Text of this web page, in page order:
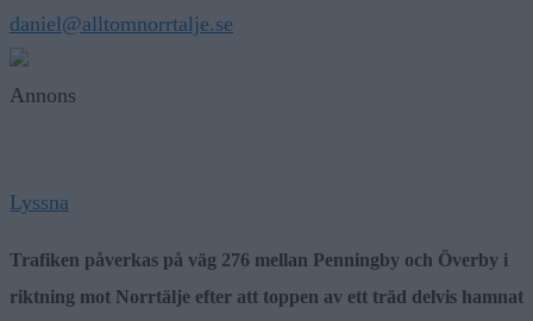
daniel@alltomnorrtalje.se
Annons
Lyssna
Trafiken påverkas på väg 276 mellan Penningby och Överby i
riktning mot Norrtälje efter att toppen av ett träd delvis hamnat